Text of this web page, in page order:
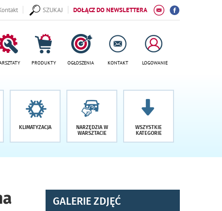
DOŁĄCZ DO NEWSLETTERA
SZUKAJ
PRODUKTY OGŁOSZENIA KONTAKT LOGOWANIE
KLIMATYZACJA
NARZĘDZIA W
WARSZTACIE
WSZYSTKIE
KATEGORIE
GALERIE ZDJĘĆ